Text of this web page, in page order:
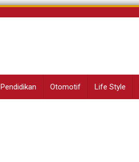
Pendidikan Otomotif Life Style